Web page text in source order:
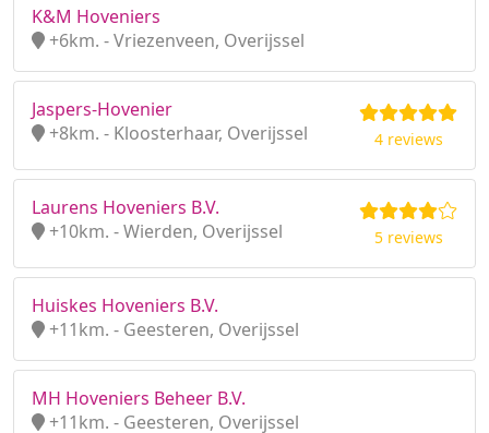
K&M Hoveniers
+6km. - Vriezenveen, Overijssel
Jaspers-Hovenier
+8km. - Kloosterhaar, Overijssel
4 reviews
Laurens Hoveniers B.V.
+10km. - Wierden, Overijssel
5 reviews
Huiskes Hoveniers B.V.
+11km. - Geesteren, Overijssel
MH Hoveniers Beheer B.V.
+11km. - Geesteren, Overijssel